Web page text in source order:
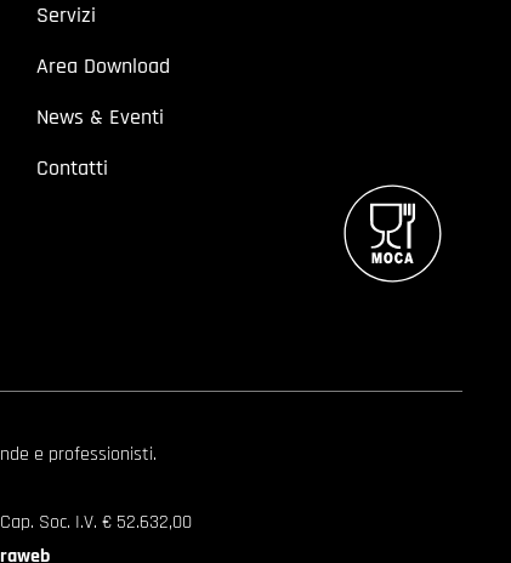
Servizi
Area Download
News & Eventi
Contatti
e professionisti.
Soc. I.V. € 52.632,00